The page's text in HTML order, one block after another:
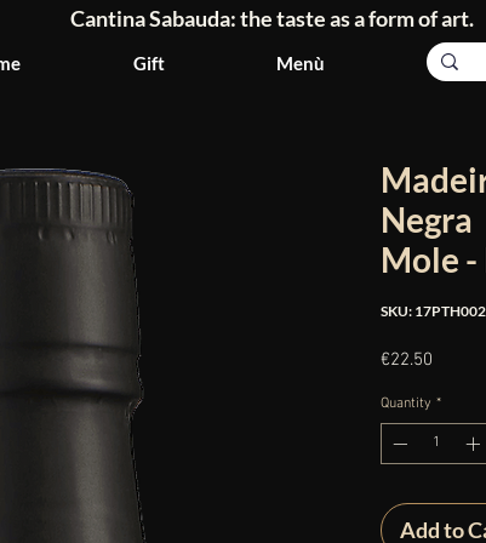
Gift Menù
Cantina Sabauda: the taste as a form of art.
Negra
Mole
SKU: 17PTH002
€22.50
Quantity *
Add to